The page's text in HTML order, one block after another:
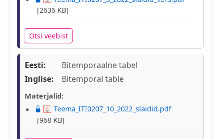
[2636 KB]
Otsi veebist
Eesti:
Bitemporaalne tabel
Inglise:
Bitemporal table
Materjalid:
Teema_ITI0207_10_2022_slaidid.pdf
[968 KB]